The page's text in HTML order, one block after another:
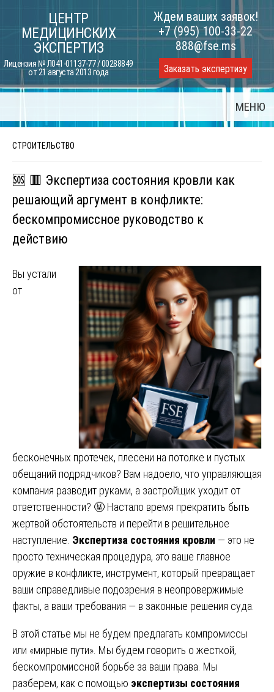
content
ЦЕНТР
МЕДИЦИНСКИХ
ЭКСПЕРТИЗ
Лицензия № Л041-01137-77 / 00288849
от 21 августа 2013 года
Ждем ваших заявок!
+7 (995) 100-33-22
888@fse.ms
Заказать экспертизу
МЕНЮ
СТРОИТЕЛЬСТВО
🆘 🟥 Экспертиза состояния кровли как
решающий аргумент в конфликте:
бескомпромиссное руководство к
действию
Вы устали
от
бесконечных протечек, плесени на потолке и пустых
обещаний подрядчиков? Вам надоело, что управляющая
компания разводит руками, а застройщик уходит от
ответственности? 🤬 Настало время прекратить быть
жертвой обстоятельств и перейти в решительное
наступление. Экспертиза состояния кровли — это не
просто техническая процедура, это ваше главное
оружие в конфликте, инструмент, который превращает
ваши справедливые подозрения в неопровержимые
факты, а ваши требования — в законные решения суда.
В этой статье мы не будем предлагать компромиссы
или «мирные пути». Мы будем говорить о жесткой,
бескомпромиссной борьбе за ваши права. Мы
разберем, как с помощью экспертизы состояния